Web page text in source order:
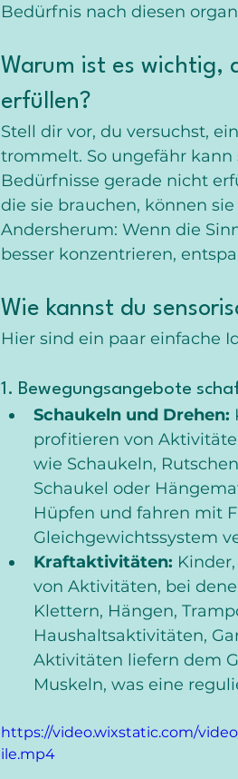
Bedürfnis nach diesen
Warum ist es wichtig,
erfüllen?
Stell dir vor, du versuchst,
trommelt. So ungefähr
Bedürfnisse gerade nicht
die sie brauchen, können
Andersherum: Wenn die
besser konzentrieren,
Wie kannst du
Hier sind ein paar einfache
1. Bewegungsangebote
Schaukeln und Drehen:
profitieren von
wie Schaukeln,
Schaukel oder
Hüpfen und fahren mit
Gleichgewichtssystem
Kraftaktivitäten:
von Aktivitäten, bei
Klettern, Hängen,
Haushaltsaktivitäten,
Aktivitäten liefern dem
Muskeln, was eine
https://video.wixstatic.com/
ile.mp4